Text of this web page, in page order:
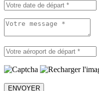
ENVOYER